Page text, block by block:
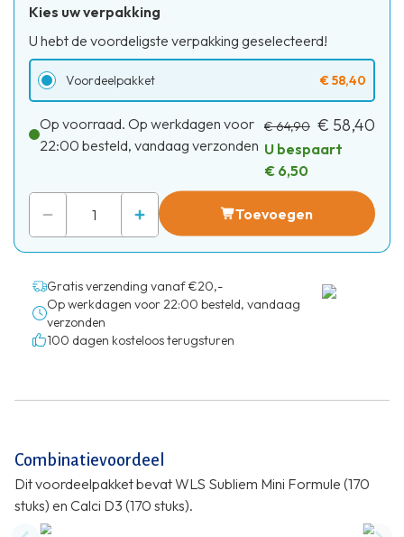
Kies uw verpakking
U hebt de voordeligste verpakking geselecteerd!
Voordeelpakket € 58,40
Op voorraad. Op werkdagen voor
22:00 besteld, vandaag verzonden
€ 64,90 € 58,40
U bespaart
€ 6,50
Toevoegen
Gratis verzending vanaf €20,-
Op werkdagen voor 22:00 besteld, vandaag
verzonden
100 dagen kosteloos terugsturen
Combinatievoordeel
Dit voordeelpakket bevat WLS Subliem Mini Formule (170
stuks) en Calci D3 (170 stuks).